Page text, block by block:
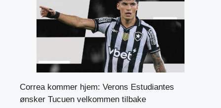
Correa kommer hjem: Verons Estudiantes
ønsker Tucuen velkommen tilbake